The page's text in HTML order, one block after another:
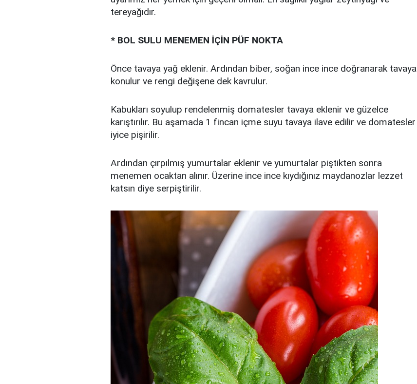
tereyağıdır.
* BOL SULU MENEMEN İÇİN PÜF NOKTA
Önce tavaya yağ eklenir. Ardından biber, soğan ince ince doğranarak tavaya
konulur ve rengi değişene dek kavrulur.
Kabukları soyulup rendelenmiş domatesler tavaya eklenir ve güzelce
karıştırılır. Bu aşamada 1 fincan içme suyu tavaya ilave edilir ve domatesler
iyice pişirilir.
Ardından çırpılmış yumurtalar eklenir ve yumurtalar piştikten sonra
menemen ocaktan alınır. Üzerine ince ince kıydığınız maydanozlar lezzet
katsın diye serpiştirilir.